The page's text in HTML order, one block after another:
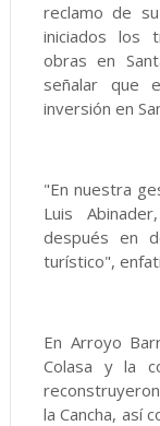
reclamo de
iniciados los
obras en
señalar que
inversión en
"En nuestra
Luis
después en
turístico",
En Arroyo
Colasa y la
la Cancha, así